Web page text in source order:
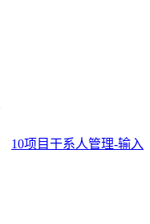
10项目干系人管理-输入